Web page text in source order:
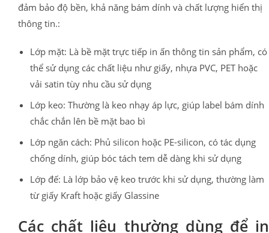
đảm bảo độ bền, khả năng bám dính và chất lượng hiển thị
thông tin.:
Lớp mặt: Là bề mặt trực tiếp in ấn thông tin sản phẩm, có
thể sử dụng các chất liệu như giấy, nhựa PVC, PET hoặc
vải satin tùy nhu cầu sử dụng
Lớp keo: Thường là keo nhạy áp lực, giúp label bám dính
chắc chắn lên bề mặt bao bì
Lớp ngăn cách: Phủ silicon hoặc PE-silicon, có tác dụng
chống dính, giúp bóc tách tem dễ dàng khi sử dụng
Lớp đế: Là lớp bảo vệ keo trước khi sử dụng, thường làm
từ giấy Kraft hoặc giấy Glassine
Các chất liệu thường dùng để in